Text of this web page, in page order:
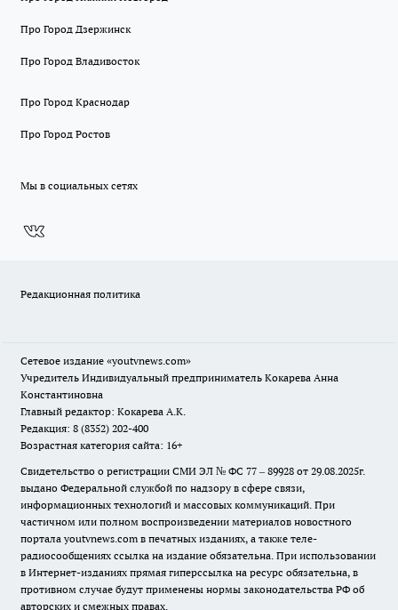
Про Город Дзержинск
Про Город Владивосток
Про Город Краснодар
Про Город Ростов
Мы в социальных сетях
Редакционная политика
Сетевое издание «youtvnews.com»
Учредитель Индивидуальный предприниматель Кокарева Анна
Константиновна
Главный редактор: Кокарева А.К.
Редакция: 8 (8352) 202-400
Возрастная категория сайта: 16+
Свидетельство о регистрации СМИ ЭЛ № ФС 77 – 89928 от 29.08.2025г.
выдано Федеральной службой по надзору в сфере связи,
информационных технологий и массовых коммуникаций. При
частичном или полном воспроизведении материалов новостного
портала youtvnews.com в печатных изданиях, а также теле-
радиосообщениях ссылка на издание обязательна. При использовании
в Интернет-изданиях прямая гиперссылка на ресурс обязательна, в
противном случае будут применены нормы законодательства РФ об
авторских и смежных правах.